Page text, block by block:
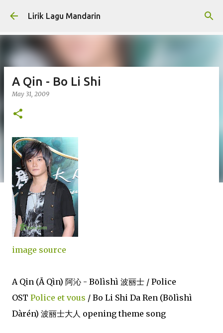
Skip to main content
Lirik Lagu Mandarin
A Qin - Bo Li Shi
May 31, 2009
image source
A Qin (Ā Qìn) 阿沁 - Bōlìshì 波丽士 / Police
OST Police et vous / Bo Li Shi Da Ren (Bōlìshì
Dàrén) 波丽士大人 opening theme song